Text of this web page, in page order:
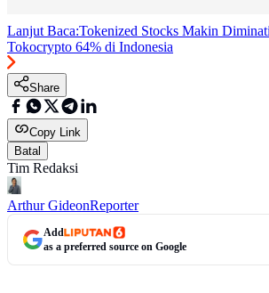
Lanjut Baca:Tokenized Stocks Makin
Tokocrypto 64% di Indonesia
Share
Copy Link
Batal
Tim Redaksi
Arthur GideonReporter
Add
as a preferred source on Google